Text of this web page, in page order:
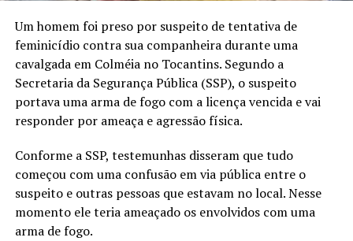
Um homem foi preso por suspeito de tentativa de
feminicídio contra sua companheira durante uma
cavalgada em Colméia no Tocantins. Segundo a
Secretaria da Segurança Pública (SSP), o suspeito
portava uma arma de fogo com a licença vencida e vai
responder por ameaça e agressão física.
Conforme a SSP, testemunhas disseram que tudo
começou com uma confusão em via pública entre o
suspeito e outras pessoas que estavam no local. Nesse
momento ele teria ameaçado os envolvidos com uma
arma de fogo.